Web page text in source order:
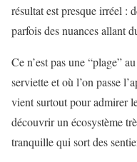
résultat est presque irréel :
parfois des nuances allant
Ce n’est pas une “plage”
serviette et où l’on passe
vient surtout pour admirer
découvrir un écosystème
tranquille qui sort des